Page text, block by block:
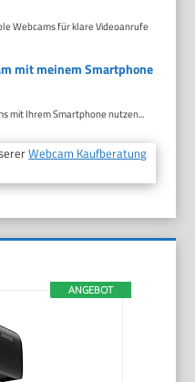
Webcams für klare Videoanrufe
mit meinem Smartphone
mit Ihrem Smartphone nutzen...
Webcam Kaufberatung
ANGEBOT